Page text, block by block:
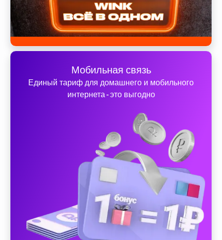
Мобильная связь
Единый тариф для домашнего и мобильного
интернета - это выгодно